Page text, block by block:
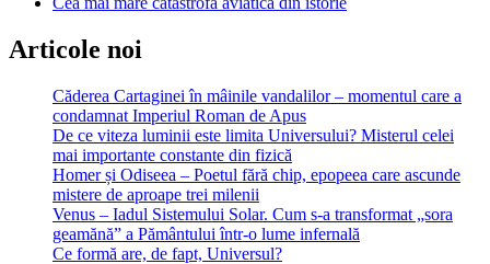
Articole noi
Căderea Cartaginei în mâinile vandalilor – momentul care a
condamnat Imperiul Roman de Apus
De ce viteza luminii este limita Universului? Misterul celei
mai importante constante din fizică
Homer și Odiseea – Poetul fără chip, epopeea care ascunde
mistere de aproape trei milenii
Venus – Iadul Sistemului Solar. Cum s-a transformat „sora
geamănă” a Pământului într-o lume infernală
Ce formă are, de fapt, Universul?